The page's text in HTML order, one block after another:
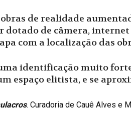
de realidade
dotado de câmera,
com a localização das
identificação muito
espaço elitista, e se
. Curadoria de Cauê Alves e